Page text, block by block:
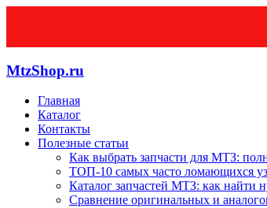
MtzShop.ru
Главная
Каталог
Контакты
Полезные статьи
Как выбрать запчасти для МТЗ:
ТОП-10 самых часто ломающихся
Каталог запчастей МТЗ: как найти
Сравнение оригинальных и